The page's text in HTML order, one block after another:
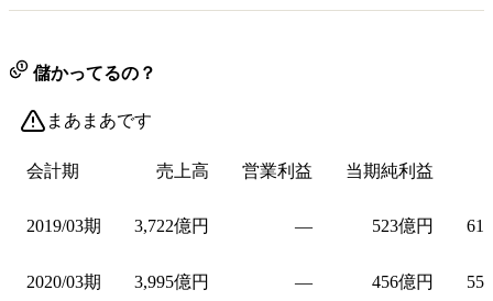
儲かってるの？
まあまあです
会計期 売上高 営業利益 当期純利益
2019/03期 3,722億円 — 523億円
2020/03期 3,995億円 — 456億円